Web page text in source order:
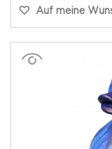
Auf meine